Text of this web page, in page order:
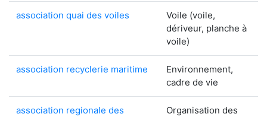
association quai des voiles
Voile (voile,
dériveur, planche à
voile)
association recyclerie maritime
Environnement,
cadre de vie
association regionale des
Organisation des